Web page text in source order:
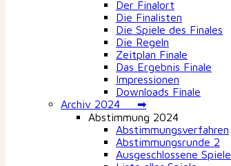
Der Finalort
Die Finalisten
Die Spiele des Finales
Die Regeln
Zeitplan Finale
Das Ergebnis Finale
Impressionen
Downloads Finale
Archiv 2024 ➡
Abstimmung 2024
Abstimmungsverfahren
Abstimmungsrunde 2
Ausgeschlossene Spiele